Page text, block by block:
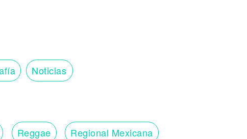
Noticias
Reggae Regional Mexicana